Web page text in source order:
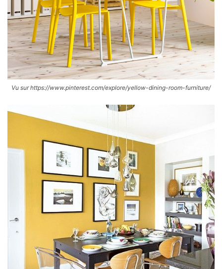
Vu sur https://www.pinterest.com/explore/yellow-dining-room-furniture/